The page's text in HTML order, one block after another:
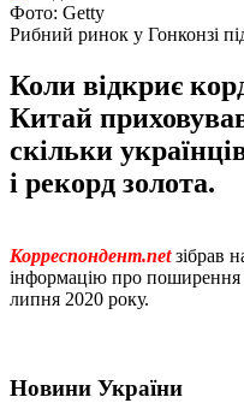
Фото: Getty
Рибний ринок у Гонконзі
Коли відкриє
Китай
скільки
і рекорд золота.
Корреспондент.netзібрав
інформацію про поширення
липня 2020 року.
Новини України